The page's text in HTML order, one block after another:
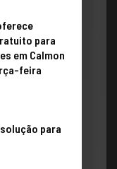
para
em Calmon
feira
para